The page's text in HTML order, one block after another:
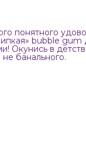
понятного
bubble
Окунись в
не банального.